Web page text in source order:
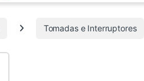
Tomadas e Interruptores